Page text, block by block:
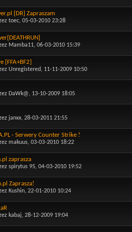
[DR] Zapraszam
toec, 05-03-2010 23:28
Mamba11, 06-03-2010 15:39
[FFA+BF2]
Unregistered, 11-11-2009 10:50
DaWk@, 13-10-2009 18:05
janxx, 28-03-2011 21:55
- Serwery Counter Strike !
makuus, 03-03-2010 18:22
zaprasza
spirytus 95, 04-03-2010 19:52
Zaprasza!
Kushin, 22-01-2010 10:24
kabaj, 28-12-2009 19:04